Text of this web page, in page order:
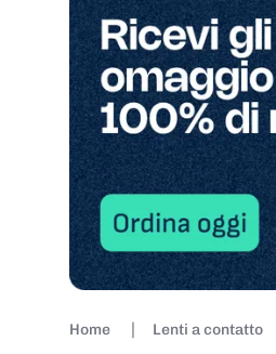
Home Lenti a contatto